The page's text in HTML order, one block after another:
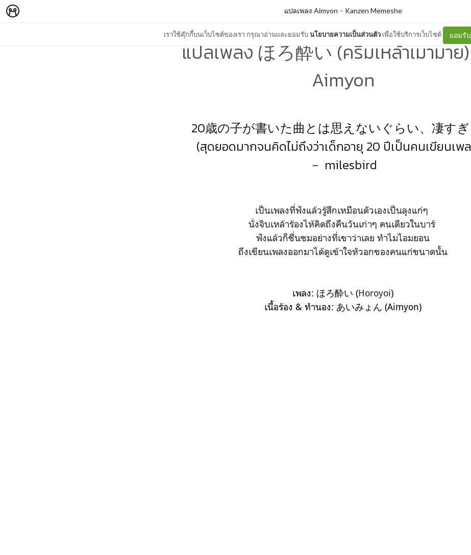
เราใช้คุ๊กกี้บนเว็บไซต์ของเรา กรุณาอ่านและยอมรับนโยบายความเป็นส่วนตัว เพื่อใช้บริการเว็บไซต์ ยอมรับ
แปลเพลง Aimyon – Kanzen Memeshe
แปลเพลง ほろ酔い (ครึ้มเหล้าเมามาย
Aimyon
20歳の子が書いた曲とは思えないぐらい、凄すぎ
(สุดยอดมากจนคิดไม่ถึงว่าเด็กอายุ 20 ปีเป็นคนเขียนเพ
－ milesbird
เป็นเพลงที่ฟังแล้วรู้สึกเหมือนตัวเองเป็นลุงแก่ๆ
นั่งจิบเหล้าร้องไห้คิดถึงคืนวันเก่าๆ คนเดียวในบาร์
ฟังแล้วก็ชื่นชมอย่างที่เขาว่าเลย ทำไมไอมยอน
ถึงเขียนเพลงออกมาได้ดูเข้าใจหัวอกของคนแก่ขนาดนั้น
เพลง: ほろ酔い (Horoyoi)
เนื้อร้อง & ทำนอง: あいみょん (Aimyon)